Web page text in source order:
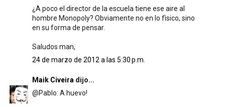
¿A poco el director de la escuela tiene ese aire al
hombre Monopoly? Obviamente no en lo fìsico, sino
en su forma de pensar.
Saludos man,
24 de marzo de 2012 a las 5:30 p.m.
Maik Civeira dijo...
@Pablo: A huevo!